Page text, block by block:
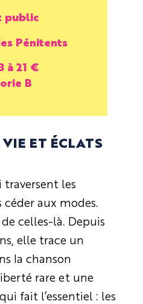
VIE ET ÉCLATS
traversent les
céder aux modes.
celles-là. Depuis
elle trace un
la chanson
rare et une
fait l’essentiel : les
public
Pénitents
à 21 €
B